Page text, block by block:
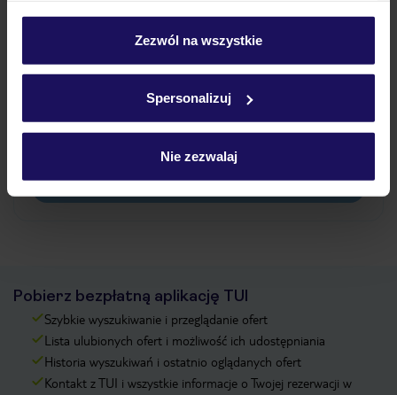
personalizować swój wybór wchodząc w zakładkę
Szczegółowe informacje o plikach cookie znajdziesz
Zezwól na wszystkie
Spersonalizuj
Nie zezwalaj
Często zadawane pytania
Jak zmienić uczestników/osobę zgłaszającą?
Na jakiej podstawie i gdzie otrzymam karty
pokładowe/bilety lotnicze?
Pobierz bezpłatną aplikację TUI
Szybkie wyszukiwanie i przeglądanie ofert
Lista ulubionych ofert i możliwość ich udostępniania
Historia wyszukiwań i ostatnio oglądanych ofert
Kontakt z TUI i wszystkie informacje o Twojej rezerwacji w